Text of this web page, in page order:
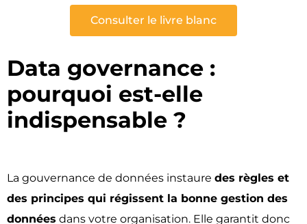
Consulter le livre blanc
Data governance :
pourquoi est-elle
indispensable ? ​
La gouvernance de données instaure des règles et
des principes qui régissent la bonne gestion des
données dans votre organisation. Elle garantit donc